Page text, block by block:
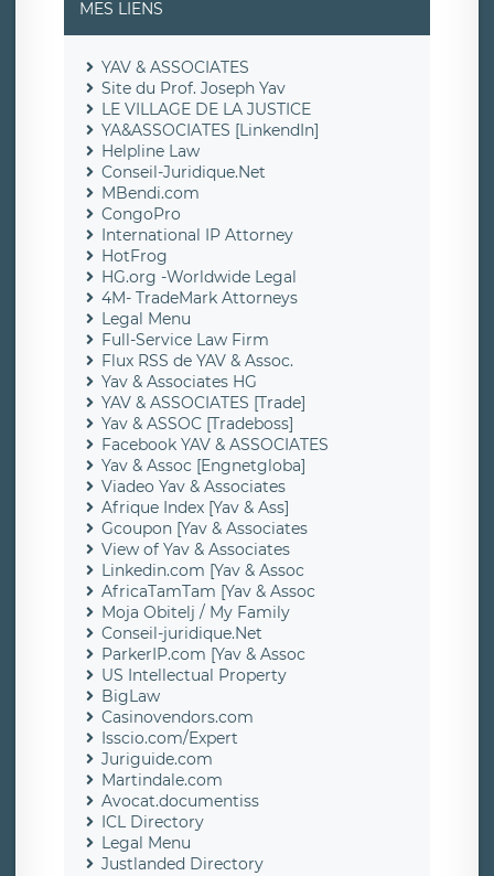
MES LIENS
YAV & ASSOCIATES
Site du Prof. Joseph Yav
LE VILLAGE DE LA JUSTICE
YA&ASSOCIATES [LinkendIn]
Helpline Law
Conseil-Juridique.Net
MBendi.com
CongoPro
International IP Attorney
HotFrog
HG.org -Worldwide Legal
4M- TradeMark Attorneys
Legal Menu
Full-Service Law Firm
Flux RSS de YAV & Assoc.
Yav & Associates HG
YAV & ASSOCIATES [Trade]
Yav & ASSOC [Tradeboss]
Facebook YAV & ASSOCIATES
Yav & Assoc [Engnetgloba]
Viadeo Yav & Associates
Afrique Index [Yav & Ass]
Gcoupon [Yav & Associates
View of Yav & Associates
Linkedin.com [Yav & Assoc
AfricaTamTam [Yav & Assoc
Moja Obitelj / My Family
Conseil-juridique.Net
ParkerIP.com [Yav & Assoc
US Intellectual Property
BigLaw
Casinovendors.com
Isscio.com/Expert
Juriguide.com
Martindale.com
Avocat.documentiss
ICL Directory
Legal Menu
Justlanded Directory